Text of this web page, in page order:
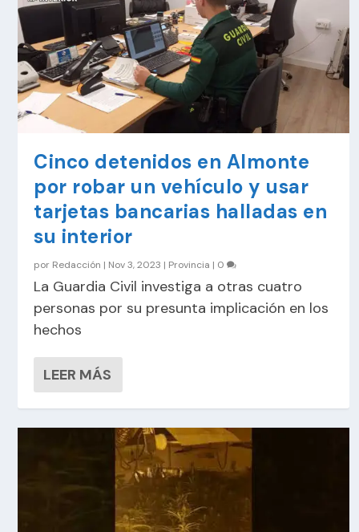
Cinco detenidos en Almonte
por robar un vehículo y usar
tarjetas bancarias halladas en
su interior
por Redacción | Nov 3, 2023 | Provincia | 0
La Guardia Civil investiga a otras cuatro
personas por su presunta implicación en los
hechos
LEER MÁS